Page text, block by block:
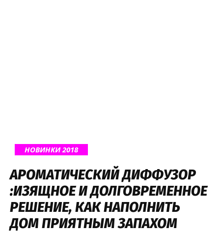
НОВИНКИ 2018
АРОМАТИЧЕСКИЙ ДИФФУЗОР
:ИЗЯЩНОЕ И ДОЛГОВРЕМЕННОЕ
РЕШЕНИЕ, КАК НАПОЛНИТЬ
ДОМ ПРИЯТНЫМ ЗАПАХОМ